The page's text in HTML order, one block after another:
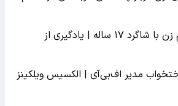
رسوایی جنسی معلم زن با شاگرد ۱۷ ساله | یادگیری از
مدیر اف‌بی‌آی | الکسیس ویلکینز